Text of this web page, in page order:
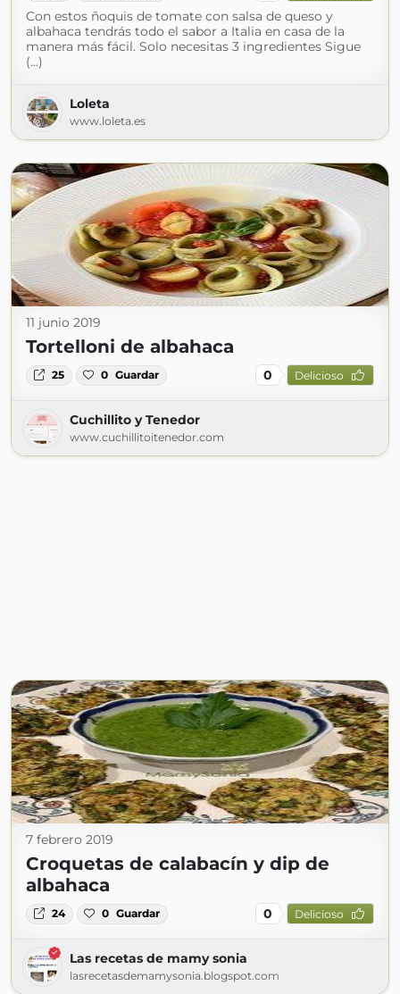
Con estos ñoquis de tomate con salsa de queso y
albahaca tendrás todo el sabor a Italia en casa de la
manera más fácil. Solo necesitas 3 ingredientes Sigue
(...)
Loleta
www.loleta.es
11 junio 2019
Tortelloni de albahaca
25 0 Guardar 0 Delicioso
Cuchillito y Tenedor
www.cuchillitoitenedor.com
7 febrero 2019
Croquetas de calabacín y dip de
albahaca
24 0 Guardar 0 Delicioso
Las recetas de mamy sonia
lasrecetasdemamysonia.blogspot.com